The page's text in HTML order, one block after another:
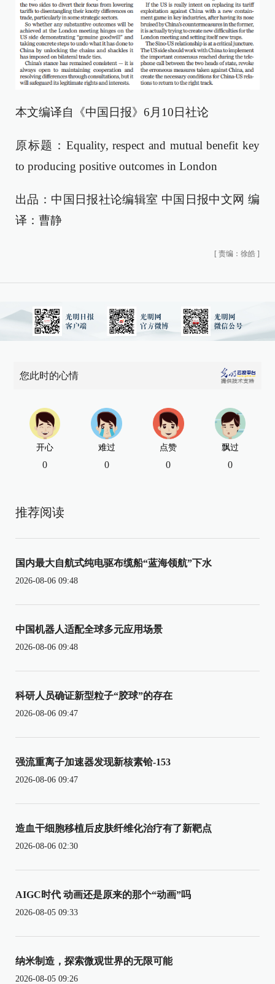
本文编译自《中国日报》6月10日社论
原标题：Equality, respect and mutual benefit key
to producing positive outcomes in London
出品：中国日报社论编辑室 中国日报中文网 编
译：曹静
[ 责编：徐皓 ]
您此时的心情
开心
0
难过
0
点赞
0
飘过
0
推荐阅读
国内最大自航式纯电驱布缆船“蓝海领航”下水
2026-08-06 09:48
中国机器人适配全球多元应用场景
2026-08-06 09:48
科研人员确证新型粒子“胶球”的存在
2026-08-06 09:47
强流重离子加速器发现新核素铪-153
2026-08-06 09:47
造血干细胞移植后皮肤纤维化治疗有了新靶点
2026-08-06 02:30
AIGC时代 动画还是原来的那个“动画”吗
2026-08-05 09:33
纳米制造，探索微观世界的无限可能
2026-08-05 09:26